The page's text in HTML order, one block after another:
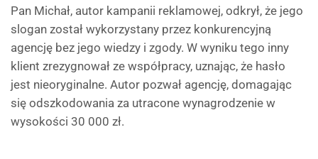
Pan Michał, autor kampanii reklamowej, odkrył, że jego
slogan został wykorzystany przez konkurencyjną
agencję bez jego wiedzy i zgody. W wyniku tego inny
klient zrezygnował ze współpracy, uznając, że hasło
jest nieoryginalne. Autor pozwał agencję, domagając
się odszkodowania za utracone wynagrodzenie w
wysokości 30 000 zł.